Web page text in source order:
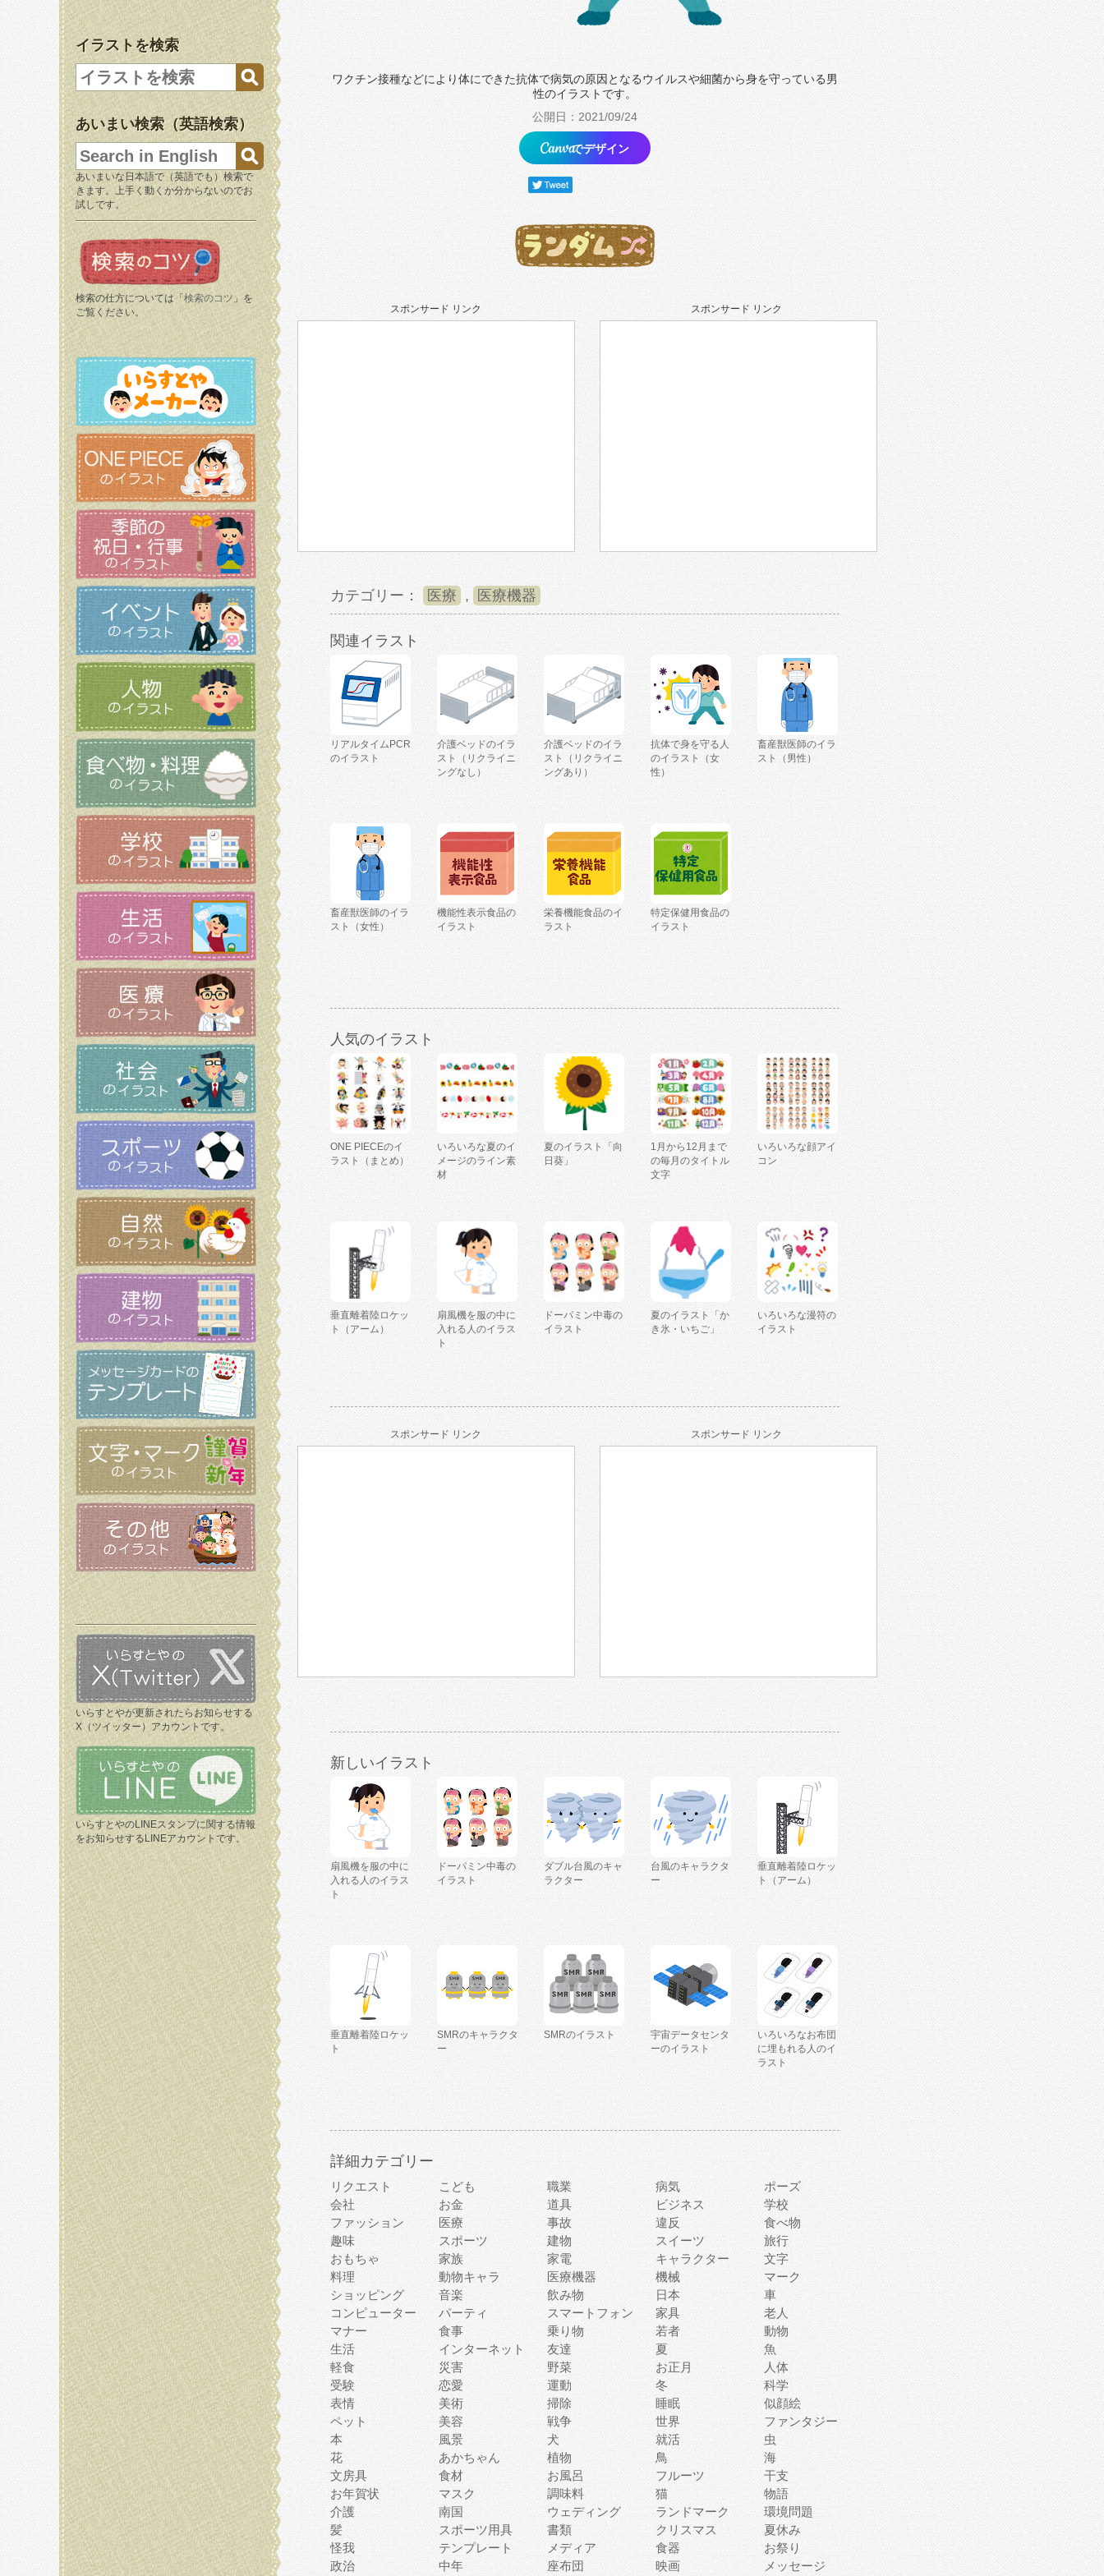
イラストを検索
あいまい検索（英語検索）
あいまいな日本語で（英語でも）検索で
きます。上手く動くか分からないのでお
試しです。
検索の仕方については「 検索のコツ 」を
ご覧ください。
いらすとやが更新されたらお知らせする
X（ツイッター）アカウントです。
いらすとやのLINEスタンプに関する情報
をお知らせするLINEアカウントです。
ワクチン接種などにより体にできた抗体で病気の原因となるウイルスや細菌から身を守っている男
性のイラストです。
公開日：2021/09/24
でデザイン
スポンサード リンク スポンサード リンク
カテゴリー： 医療 , 医療機器
関連イラスト
リアルタイムPCR
のイラスト
介護ベッドのイラ
スト（リクライニ
ングなし）
介護ベッドのイラ
スト（リクライニ
ングあり）
抗体で身を守る人
のイラスト（女
性）
畜産獣医師のイラ
スト（男性）
畜産獣医師のイラ
スト（女性）
機能性表示食品の
イラスト
栄養機能食品のイ
ラスト
特定保健用食品の
イラスト
人気のイラスト
ONE PIECEのイ
ラスト（まとめ）
いろいろな夏のイ
メージのライン素
材
夏のイラスト「向
日葵」
1月から12月まで
の毎月のタイトル
文字
いろいろな顔アイ
コン
垂直離着陸ロケッ
ト（アーム）
扇風機を服の中に
入れる人のイラス
ト
ドーパミン中毒の
イラスト
夏のイラスト「か
き氷・いちご」
いろいろな漫符の
イラスト
スポンサード リンク スポンサード リンク
新しいイラスト
扇風機を服の中に
入れる人のイラス
ト
ドーパミン中毒の
イラスト
ダブル台風のキャ
ラクター
台風のキャラクタ
ー
垂直離着陸ロケッ
ト（アーム）
垂直離着陸ロケッ
ト
SMRのキャラクタ
ー
SMRのイラスト
宇宙データセンタ
ーのイラスト
いろいろなお布団
に埋もれる人のイ
ラスト
詳細カテゴリー
リクエスト こども 職業 病気
ポーズ
会社
お金 道具 ビジネス
学校
ファッション
医療 事故 違反
食べ物
趣味
スポーツ 建物 スイーツ
旅行
おもちゃ
家族 家電 キャラクター
文字
料理
動物キャラ 医療機器 機械
マーク
ショッピング
音楽 飲み物 日本
車
コンピューター
パーティ スマートフォン 家具
老人
マナー
食事 乗り物 若者
動物
生活
インターネット 友達 夏
魚
軽食
災害 野菜 お正月
人体
受験
恋愛 運動 冬
科学
表情
美術 掃除 睡眠
似顔絵
ペット
美容 戦争 世界
ファンタジー
本
風景 犬 就活
虫
花
あかちゃん 植物 鳥
海
文房具
食材 お風呂 フルーツ
干支
お年賀状
マスク 調味料 猫
物語
介護
南国 ウェディング ランドマーク
環境問題
髪
スポーツ用具 書類 クリスマス
夏休み
怪我
テンプレート メディア 食器
お祭り
政治
中年 座布団 映画 メッセージ